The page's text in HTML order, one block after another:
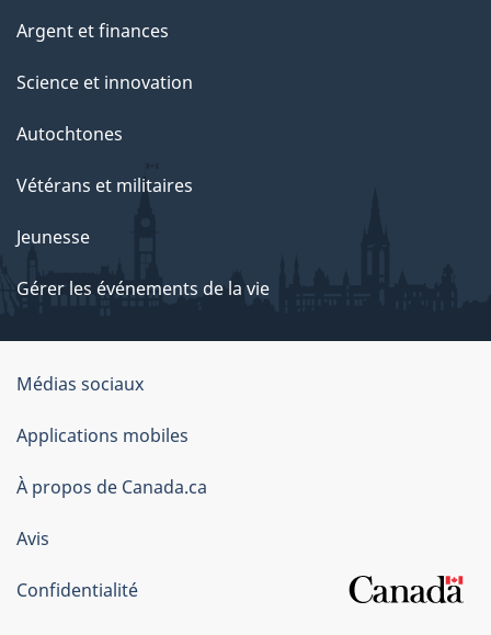
Argent et finances
Science et innovation
Autochtones
Vétérans et militaires
Jeunesse
Gérer les événements de la vie
Organisation
du
gouvernement
du
Canada
Médias sociaux
Applications mobiles
À propos de Canada.ca
Avis
Confidentialité